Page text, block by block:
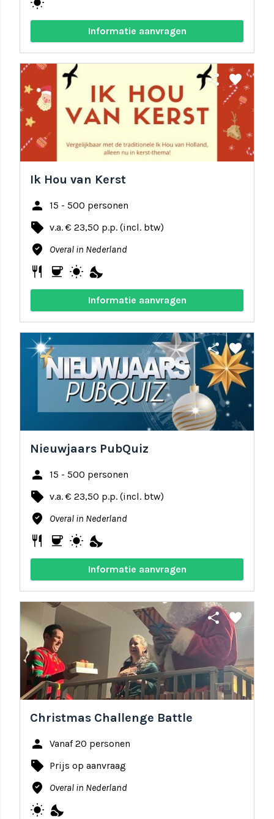
Informatie aanvragen
share favorite
Ik Hou van Kerst
person 15 - 500 personen
local_offer v.a. € 23,50 p.p. (incl. btw)
where_to_vote Overal in Nederland
restaurant coffee wb_sunny nights_stay
Informatie aanvragen
share favorite
Nieuwjaars PubQuiz
person 15 - 500 personen
local_offer v.a. € 23,50 p.p. (incl. btw)
where_to_vote Overal in Nederland
restaurant coffee wb_sunny nights_stay
Informatie aanvragen
share favorite
Christmas Challenge Battle
person Vanaf 20 personen
local_offer Prijs op aanvraag
where_to_vote Overal in Nederland
wb_sunny nights_stay